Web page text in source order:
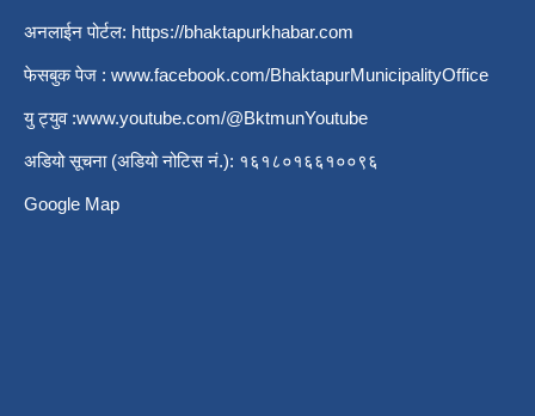
अनलाईन पोर्टल: https://bhaktapurkhabar.com
फेसबुक पेज : www.facebook.com/BhaktapurMunicipalityOffice
यु ट्युव :www.youtube.com/@BktmunYoutube
अडियो सूचना (अडियो नोटिस नं.): १६१८०१६६१००९६
Google Map